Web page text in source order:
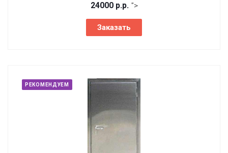
24000 р.р. ">
Заказать
РЕКОМЕНДУЕМ